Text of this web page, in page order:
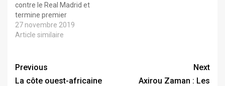
contre le Real Madrid et
termine premier
27 novembre 2019
Article similaire
Previous
La côte ouest-africaine
Next
Axirou Zaman : Les